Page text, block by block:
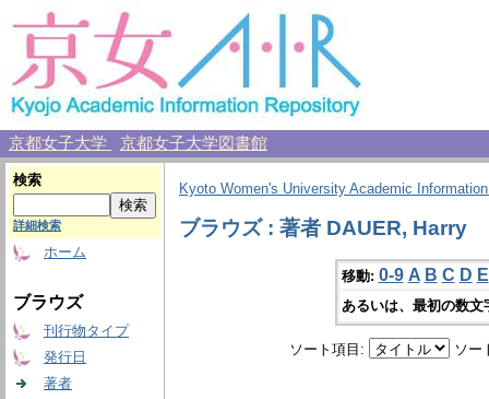
京都女子大学 京都女子大学図書館
検索
詳細検索
ホーム
ブラウズ
刊行物タイプ
発行日
著者
Kyoto Women's University Academic
ブラウズ : 著者 DAUER, Harry
移動: 0-9 A B C D E
あるいは、最初の数
ソート項目: ソー